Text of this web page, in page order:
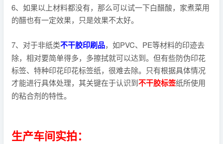
6、如果以上材料都没有，那么可以试一下白醋酸，家煮菜用
的醋也有一定效果，只是效果不太好。
7、对于非纸类不干胶印刷品，如PVC、PE等材料的印迹去
除，相对要简单得多，多擦拭就可以达到。但有些防伪印花
标签、特种印花印花标签纸，很难去除。只有根据具体情况
才能进行具体处理，其关键在于认识到不干胶标签纸所使用
的粘合剂的特性。
生产车间实拍：